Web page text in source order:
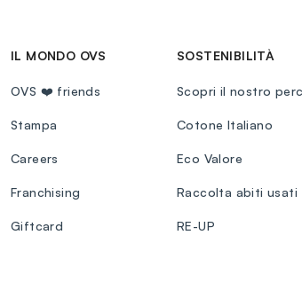
IL MONDO OVS
OVS ❤️ friends
Stampa
Careers
Franchising
Giftcard
SOSTENIBILITÀ
Scopri il nostro
Cotone Italiano
Eco Valore
Raccolta abiti usati
RE-UP